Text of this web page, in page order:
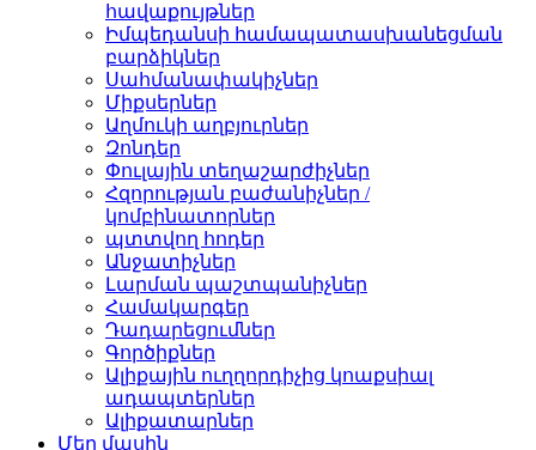
հավաքույթներ
Իմպեդանսի համապատասխանեցման
բարձիկներ
Սահմանափակիչներ
Միքսերներ
Աղմուկի աղբյուրներ
Զոնդեր
Փուլային տեղաշարժիչներ
Հզորության բաժանիչներ /
կոմբինատորներ
պտտվող հոդեր
Անջատիչներ
Լարման պաշտպանիչներ
Համակարգեր
Դադարեցումներ
Գործիքներ
Ալիքային ուղղորդիչից կոաքսիալ
ադապտերներ
Ալիքատարներ
Մեր մասին